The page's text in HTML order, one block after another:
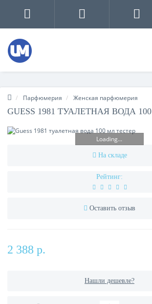
Парфюмерия Женская парфюмерия
GUESS 1981 ТУАЛЕТНАЯ ВОДА
Loading...
На складе
Рейтинг:
Оставить отзыв
2 388 р.
Нашли дешевле?